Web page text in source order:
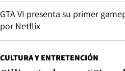
GTA VI presenta su primer
por Netflix
CULTURA Y ENTRETENCIÓN